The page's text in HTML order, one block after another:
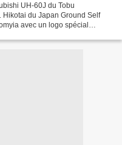
UH-60J du Tobu
du Japan Ground Self
avec un logo spécial